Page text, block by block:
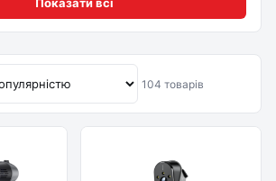
104 товарів